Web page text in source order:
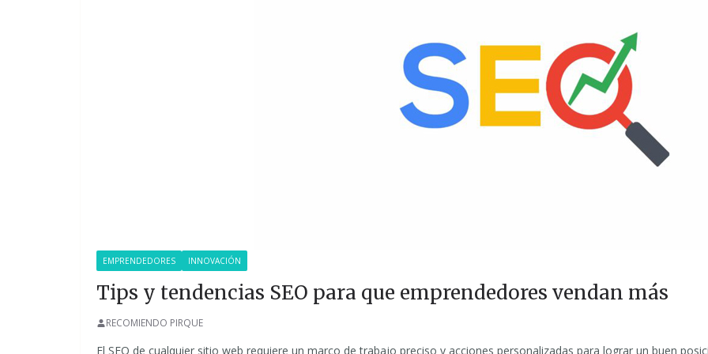
EMPRENDEDORES INNOVACIÓN
Tips y tendencias SEO para que emprendedores vendan más
RECOMIENDO PIRQUE
El SEO de cualquier sitio web requiere un marco de trabajo preciso y acciones personalizadas para lograr un buen